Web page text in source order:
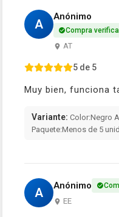
A
Anónimo
Compra
AT
5 de 5
Muy bien, funciona
Variante: Color:Negro
Paquete:Menos de 5
A Anónimo
EE